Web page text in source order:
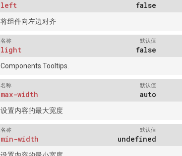
left false
将组件向左边对齐
名称
light
默认值
false
Components.Tooltips.
名称
max-width
默认值
auto
设置内容的最大宽度
名称
min-width
默认值
undefined